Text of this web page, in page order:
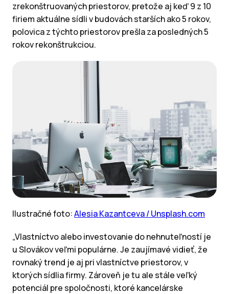
zrekonštruovaných priestorov, pretože aj keď 9 z 10
firiem aktuálne sídli v budovách starších ako 5 rokov,
polovica z týchto priestorov prešla za posledných 5
rokov rekonštrukciou.
Ilustračné foto:Alesia Kazantceva / Unsplash.com
„Vlastníctvo alebo investovanie do nehnuteľností je
u Slovákov veľmi populárne. Je zaujímavé vidieť, že
rovnaký trend je aj pri vlastníctve priestorov, v
ktorých sídlia firmy. Zároveň je tu ale stále veľký
potenciál pre spoločnosti, ktoré kancelárske